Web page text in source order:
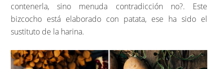
contenerla, sino menuda contradicción no?. Este
bizcocho está elaborado con patata, ese ha sido el
sustituto de la harina.